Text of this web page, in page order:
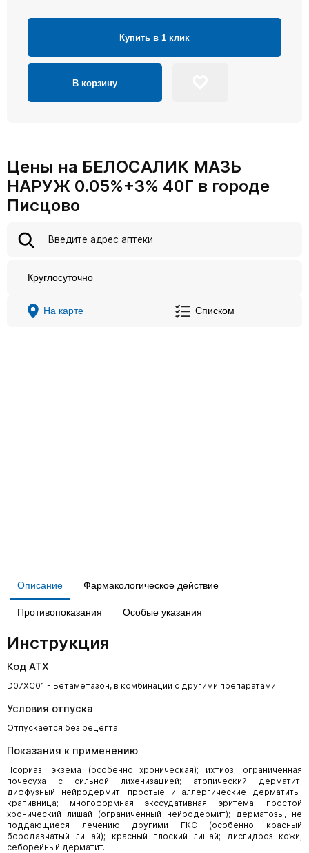
Купить в 1 клик
В корзину
Цены на БЕЛОСАЛИК МАЗЬ
НАРУЖ 0.05%+3% 40Г в городе
Писцово
Круглосуточно
На карте Списком
Описание Фармакологическое действие
Противопоказания Особые указания
Инструкция
Код АТХ
D07XC01 - Бетаметазон, в комбинации с другими препаратами
Условия отпуска
Отпускается без рецепта
Показания к применению
Псориаз; экзема (особенно хроническая); ихтиоз; ограниченная
почесуха с сильной лихенизацией; атопический дерматит;
диффузный нейродермит; простые и аллергические дерматиты;
крапивница; многоформная экссудативная эритема; простой
хронический лишай (ограниченный нейродермит); дерматозы, не
поддающиеся лечению другими ГКС (особенно красный
бородавчатый лишай); красный плоский лишай; дисгидроз кожи;
себорейный дерматит.